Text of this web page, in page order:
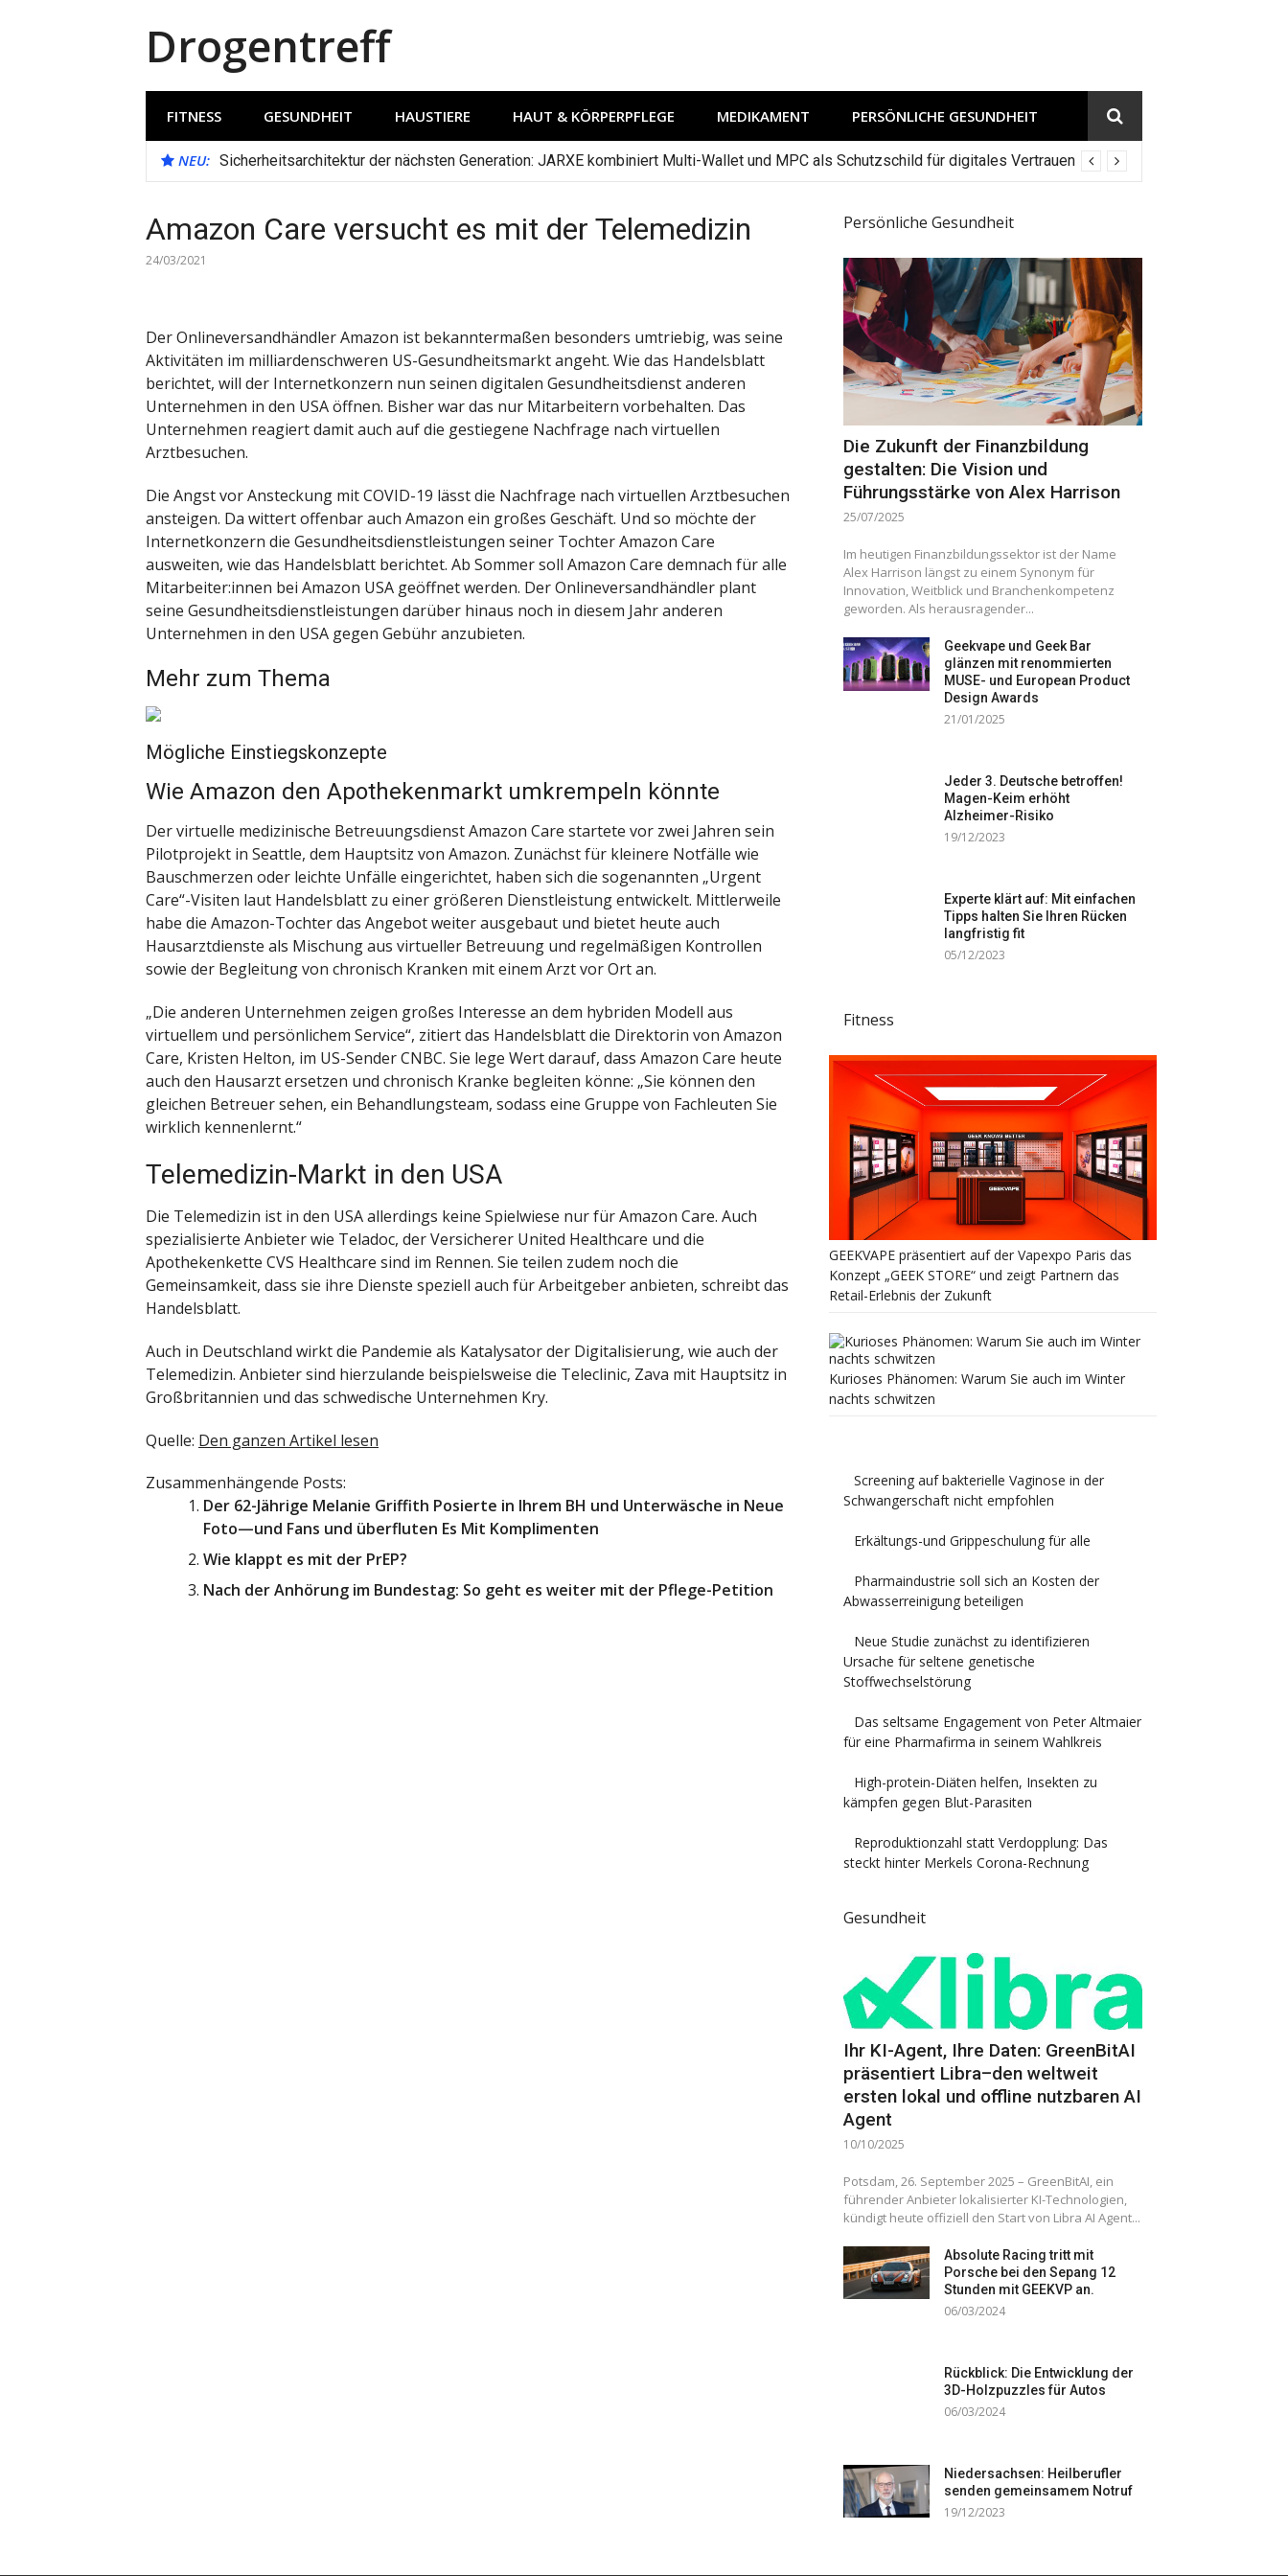
Drogentreff
FITNESS GESUNDHEIT HAUSTIERE HAUT & KÖRPERPFLEGE MEDIKAMENT PERSÖNLICHE GESUNDHEIT
NEU: Sicherheitsarchitektur der nächsten Generation: JARXE kombiniert Multi-Wallet und MPC als Schutzschild für digitales Vertrauen
Amazon Care versucht es mit der Telemedizin
24/03/2021
Der Onlineversandhändler Amazon ist bekanntermaßen besonders umtriebig, was seine
Aktivitäten im milliardenschweren US-Gesundheitsmarkt angeht. Wie das Handelsblatt
berichtet, will der Internetkonzern nun seinen digitalen Gesundheitsdienst anderen
Unternehmen in den USA öffnen. Bisher war das nur Mitarbeitern vorbehalten. Das
Unternehmen reagiert damit auch auf die gestiegene Nachfrage nach virtuellen
Arztbesuchen.
Die Angst vor Ansteckung mit COVID-19 lässt die Nachfrage nach virtuellen Arztbesuchen
ansteigen. Da wittert offenbar auch Amazon ein großes Geschäft. Und so möchte der
Internetkonzern die Gesundheitsdienstleistungen seiner Tochter Amazon Care
ausweiten, wie das Handelsblatt berichtet. Ab Sommer soll Amazon Care demnach für alle
Mitarbeiter:innen bei Amazon USA geöffnet werden. Der Onlineversandhändler plant
seine Gesundheitsdienstleistungen darüber hinaus noch in diesem Jahr anderen
Unternehmen in den USA gegen Gebühr anzubieten.
Mehr zum Thema
Mögliche Einstiegskonzepte
Wie Amazon den Apothekenmarkt umkrempeln könnte
Der virtuelle medizinische Betreuungsdienst Amazon Care startete vor zwei Jahren sein
Pilotprojekt in Seattle, dem Hauptsitz von Amazon. Zunächst für kleinere Notfälle wie
Bauschmerzen oder leichte Unfälle eingerichtet, haben sich die sogenannten „Urgent
Care“-Visiten laut Handelsblatt zu einer größeren Dienstleistung entwickelt. Mittlerweile
habe die Amazon-Tochter das Angebot weiter ausgebaut und bietet heute auch
Hausarztdienste als Mischung aus virtueller Betreuung und regelmäßigen Kontrollen
sowie der Begleitung von chronisch Kranken mit einem Arzt vor Ort an.
„Die anderen Unternehmen zeigen großes Interesse an dem hybriden Modell aus
virtuellem und persönlichem Service“, zitiert das Handelsblatt die Direktorin von Amazon
Care, Kristen Helton, im US-Sender CNBC. Sie lege Wert darauf, dass Amazon Care heute
auch den Hausarzt ersetzen und chronisch Kranke begleiten könne: „Sie können den
gleichen Betreuer sehen, ein Behandlungsteam, sodass eine Gruppe von Fachleuten Sie
wirklich kennenlernt.“
Telemedizin-Markt in den USA
Die Telemedizin ist in den USA allerdings keine Spielwiese nur für Amazon Care. Auch
spezialisierte Anbieter wie Teladoc, der Versicherer United Healthcare und die
Apothekenkette CVS Healthcare sind im Rennen. Sie teilen zudem noch die
Gemeinsamkeit, dass sie ihre Dienste speziell auch für Arbeitgeber anbieten, schreibt das
Handelsblatt.
Auch in Deutschland wirkt die Pandemie als Katalysator der Digitalisierung, wie auch der
Telemedizin. Anbieter sind hierzulande beispielsweise die Teleclinic, Zava mit Hauptsitz in
Großbritannien und das schwedische Unternehmen Kry.
Quelle: Den ganzen Artikel lesen
Zusammenhängende Posts:
Der 62-Jährige Melanie Griffith Posierte in Ihrem BH und Unterwäsche in Neue
Foto—und Fans und überfluten Es Mit Komplimenten
Wie klappt es mit der PrEP?
Nach der Anhörung im Bundestag: So geht es weiter mit der Pflege-Petition
Persönliche Gesundheit
Die Zukunft der Finanzbildung
gestalten: Die Vision und
Führungsstärke von Alex Harrison
25/07/2025
Im heutigen Finanzbildungssektor ist der Name
Alex Harrison längst zu einem Synonym für
Innovation, Weitblick und Branchenkompetenz
geworden. Als herausragender...
Geekvape und Geek Bar
glänzen mit renommierten
MUSE- und European Product
Design Awards
21/01/2025
Jeder 3. Deutsche betroffen!
Magen-Keim erhöht
Alzheimer-Risiko
19/12/2023
Experte klärt auf: Mit einfachen
Tipps halten Sie Ihren Rücken
langfristig fit
05/12/2023
Fitness
GEEKVAPE präsentiert auf der Vapexpo Paris das
Konzept „GEEK STORE“ und zeigt Partnern das
Retail-Erlebnis der Zukunft
Kurioses Phänomen: Warum Sie auch im Winter
nachts schwitzen
Screening auf bakterielle Vaginose in der
Schwangerschaft nicht empfohlen
Erkältungs-und Grippeschulung für alle
Pharmaindustrie soll sich an Kosten der
Abwasserreinigung beteiligen
Neue Studie zunächst zu identifizieren
Ursache für seltene genetische
Stoffwechselstörung
Das seltsame Engagement von Peter Altmaier
für eine Pharmafirma in seinem Wahlkreis
High-protein-Diäten helfen, Insekten zu
kämpfen gegen Blut-Parasiten
Reproduktionzahl statt Verdopplung: Das
steckt hinter Merkels Corona-Rechnung
Gesundheit
Ihr KI-Agent, Ihre Daten: GreenBitAI
präsentiert Libra–den weltweit
ersten lokal und offline nutzbaren AI
Agent
10/10/2025
Potsdam, 26. September 2025 – GreenBitAI, ein
führender Anbieter lokalisierter KI-Technologien,
kündigt heute offiziell den Start von Libra AI Agent...
Absolute Racing tritt mit
Porsche bei den Sepang 12
Stunden mit GEEKVP an.
06/03/2024
Rückblick: Die Entwicklung der
3D-Holzpuzzles für Autos
06/03/2024
Niedersachsen: Heilberufler
senden gemeinsamem Notruf
19/12/2023